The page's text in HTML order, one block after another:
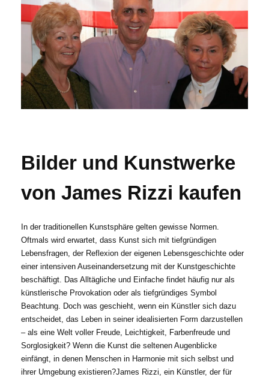
Bilder und Kunstwerke
von James Rizzi kaufen
In der traditionellen Kunstsphäre gelten gewisse Normen.
Oftmals wird erwartet, dass Kunst sich mit tiefgründigen
Lebensfragen, der Reflexion der eigenen Lebensgeschichte oder
einer intensiven Auseinandersetzung mit der Kunstgeschichte
beschäftigt. Das Alltägliche und Einfache findet häufig nur als
künstlerische Provokation oder als tiefgründiges Symbol
Beachtung. Doch was geschieht, wenn ein Künstler sich dazu
entscheidet, das Leben in seiner idealisierten Form darzustellen
– als eine Welt voller Freude, Leichtigkeit, Farbenfreude und
Sorglosigkeit? Wenn die Kunst die seltenen Augenblicke
einfängt, in denen Menschen in Harmonie mit sich selbst und
ihrer Umgebung existieren?James Rizzi, ein Künstler, der für